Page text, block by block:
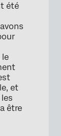
été
le
et
être